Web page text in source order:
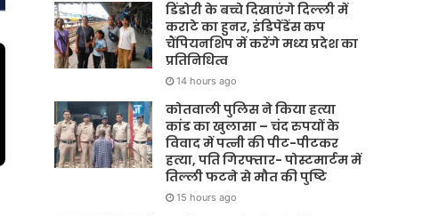
डिंडोरी के बच्चे दिखाएंगे दिल्ली में
कराटे का हुनर, इंडिपेंडेंस कप
चैंपियनशिप में करेंगे मध्य प्रदेश का
प्रतिनिधित्व
14 hours ago
कोतवाली पुलिस ने किया हत्या
कांड का खुलासा – चंद रुपयों के
विवाद में पत्नी की पीट-पीटकर
हत्या, पति गिरफ्तार- पोस्टमार्टम में
तिल्ली फटने से मौत की पुष्टि
15 hours ago